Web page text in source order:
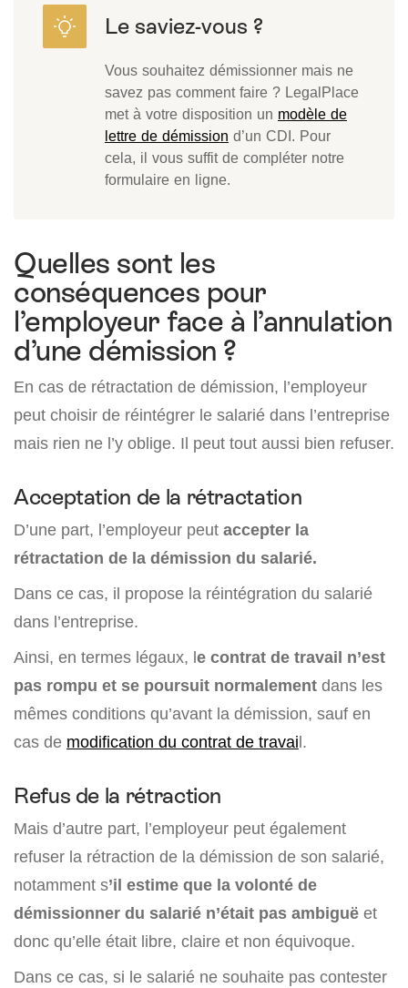
Vous souhaitez démissionner mais ne
savez pas comment faire ? LegalPlace
met à votre disposition un modèle de
lettre de démission d’un CDI. Pour
cela, il vous suffit de compléter notre
formulaire en ligne.
Quelles sont les
conséquences pour
l’employeur face à l’annulation
d’une démission ?
En cas de rétractation de démission, l’employeur
peut choisir de réintégrer le salarié dans l’entreprise
mais rien ne l’y oblige. Il peut tout aussi bien refuser.
Acceptation de la rétractation
D’une part, l’employeur peut accepter la
rétractation de la démission du salarié.
Dans ce cas, il propose la réintégration du salarié
dans l’entreprise.
Ainsi, en termes légaux, le contrat de travail n’est
pas rompu et se poursuit normalement dans les
mêmes conditions qu’avant la démission, sauf en
cas de modification du contrat de travail.
Refus de la rétraction
Mais d’autre part, l’employeur peut également
refuser la rétraction de la démission de son salarié,
notamment s’il estime que la volonté de
démissionner du salarié n’était pas ambiguë et
donc qu’elle était libre, claire et non équivoque.
Dans ce cas, si le salarié ne souhaite pas contester